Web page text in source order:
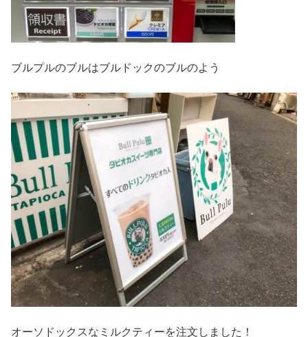
ブルプルのブルはブルドックのブルのよう
オーソドックスなミルクティーを注文しました！